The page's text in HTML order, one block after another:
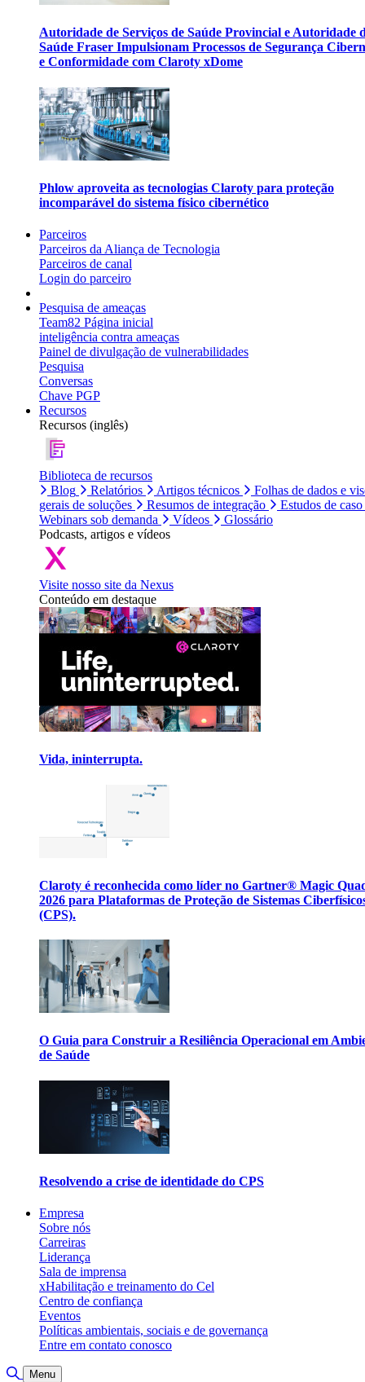
Autoridade de Serviços de Saúde Provincial e Autoridade
Saúde Fraser Impulsionam Processos de Segurança
e Conformidade com Claroty xDome
Phlow aproveita as tecnologias Claroty para proteção
incomparável do sistema físico cibernético
Parceiros
Parceiros da Aliança de Tecnologia
Parceiros de canal
Login do parceiro
Pesquisa de ameaças
Team82 Página inicial
inteligência contra ameaças
Painel de divulgação de vulnerabilidades
Pesquisa
Conversas
Chave PGP
Recursos
Recursos (inglês)
Biblioteca de recursos
Blog
Relatórios Artigos técnicos
Folhas de dados e
gerais de soluções
Resumos de integração
Estudos de caso
Webinars sob demanda
Vídeos
Glossário
Podcasts, artigos e vídeos
Visite nosso site da Nexus
Conteúdo em destaque
Vida, ininterrupta.
Claroty é reconhecida como líder no Gartner® Magic
2026 para Plataformas de Proteção de Sistemas
(CPS).
O Guia para Construir a Resiliência Operacional em
de Saúde
Resolvendo a crise de identidade do CPS
Empresa
Sobre nós
Carreiras
Liderança
Sala de imprensa
xHabilitação e treinamento do Cel
Centro de confiança
Eventos
Políticas ambientais, sociais e de governança
Entre em contato conosco
Alternar pesquisa
Menu